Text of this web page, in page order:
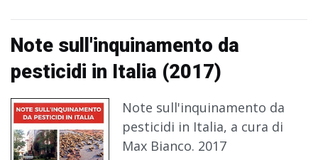
Note sull'inquinamento da
pesticidi in Italia (2017)
Note sull'inquinamento da
pesticidi in Italia, a cura di
Max Bianco. 2017